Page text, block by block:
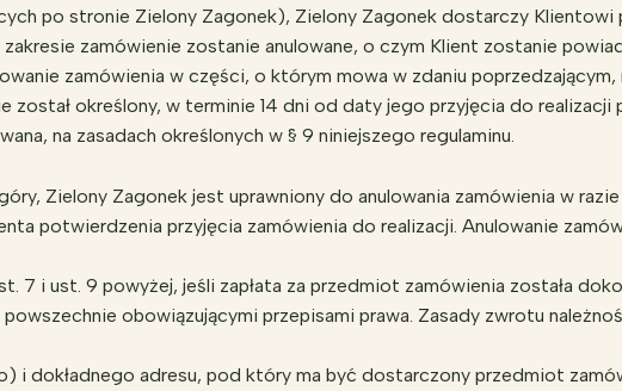
po stronie Zielony Zagonek), Zielony Zagonek dostarczy
zamówienie zostanie anulowane, o czym Klient zostanie
zamówienia w części, o którym mowa w zdaniu
został określony, w terminie 14 dni od daty jego przyjęcia do realizacji
na zasadach określonych w § 9 niniejszego regulaminu.
Zielony Zagonek jest uprawniony do anulowania zamówienia w
potwierdzenia przyjęcia zamówienia do realizacji. Anulowanie
7 i ust. 9 powyżej, jeśli zapłata za przedmiot zamówienia została
obowiązującymi przepisami prawa. Zasady zwrotu
i dokładnego adresu, pod który ma być dostarczony przedmiot